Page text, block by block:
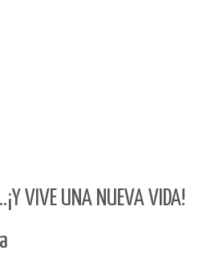
VIVE UNA NUEVA VIDA!